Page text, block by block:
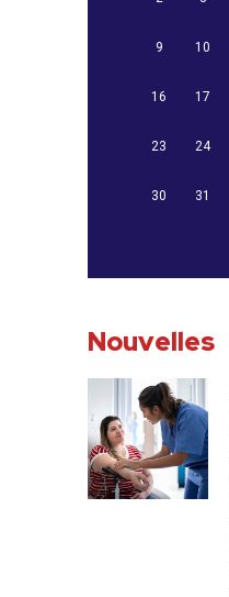
9 10
16 17
23 24
30 31
Nouvelles